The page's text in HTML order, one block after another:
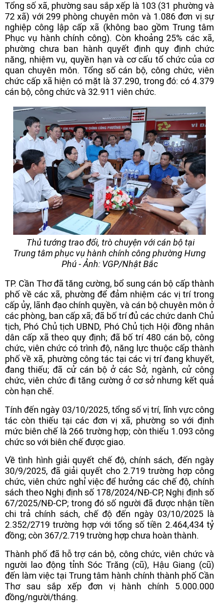
Tổng số xã, phường sau sắp xếp là 103 (31 phường và
72 xã) với 299 phòng chuyên môn và 1.086 đơn vị sự
nghiệp công lập cấp xã (không bao gồm Trung tâm
Phục vụ hành chính công). Còn khoảng 25% các xã,
phường chưa ban hành quyết định quy định chức
năng, nhiệm vụ, quyền hạn và cơ cấu tổ chức của cơ
quan chuyên môn. Tổng số cán bộ, công chức, viên
chức cấp xã hiện có mặt là 37.290, trong đó: có 4.379
cán bộ, công chức và 32.911 viên chức.
Thủ tướng trao đổi, trò chuyện với cán bộ tại
Trung tâm phục vụ hành chính công phường Hưng
Phú - Ảnh: VGP/Nhật Bắc
TP. Cần Thơ đã tăng cường, bổ sung cán bộ cấp thành
phố về các xã, phường để đảm nhiệm các vị trí trong
cấp ủy, lãnh đạo chính quyền, và cán bộ chuyên môn ở
các phòng, ban cấp xã; đã bố trí đủ các chức danh Chủ
tịch, Phó Chủ tịch UBND, Phó Chủ tịch Hội đồng nhân
dân cấp xã theo quy định; đã bố trí 480 cán bộ, công
chức, viên chức có trình độ, năng lực thuộc cấp thành
phố về xã, phường công tác tại các vị trí đang khuyết,
đang thiếu; đã cử cán bộ ở các Sở, ngành, cử công
chức, viên chức đi tăng cường ở cơ sở nhưng kết quả
còn hạn chế.
Tính đến ngày 03/10/2025, tổng số vị trí, lĩnh vực công
tác còn thiếu tại các đơn vị xã, phường so với định
mức biên chế là 266 trường hợp; còn thiếu 1.093 công
chức so với biên chế được giao.
Về tình hình giải quyết chế độ, chính sách, đến ngày
30/9/2025, đã giải quyết cho 2.719 trường hợp công
chức, viên chức nghỉ việc để hưởng các chế độ, chính
sách theo Nghị định số 178/2024/NĐ-CP, Nghị định số
67/2025/NĐ-CP; trong đó số người đã được nhận tiền
chi trả chính sách, chế độ đến ngày 03/10/2025 là
2.352/2719 trường hợp với tổng số tiền 2.464,434 tỷ
đồng; còn 367/2.719 trường hợp chưa hoàn thành.
Thành phố đã hỗ trợ cán bộ, công chức, viên chức và
người lao động tỉnh Sóc Trăng (cũ), Hậu Giang (cũ)
đến làm việc tại Trung tâm hành chính thành phố Cần
Thơ sau sắp xếp đơn vị hành chính 5.000.000
đồng/người/tháng.